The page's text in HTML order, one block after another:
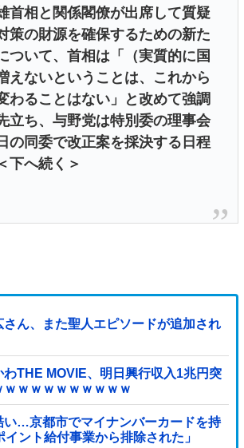
首相と関係閣僚が出席して質疑
策の財源を確保するための新た
ついて、首相は「（実質的に国
えないということは、これから
わることはない」と改めて強調
立ち、与野党は特別委の理事会
の同委で改正案を採決する日程
下へ続く＞
さん、また聖人エピソードが追加され
わTHE MOVIE、明日興行収入1兆円突
ｗｗｗｗｗｗｗｗｗ
い…京都市でマイナンバーカードを持
ント給付事業から排除された」